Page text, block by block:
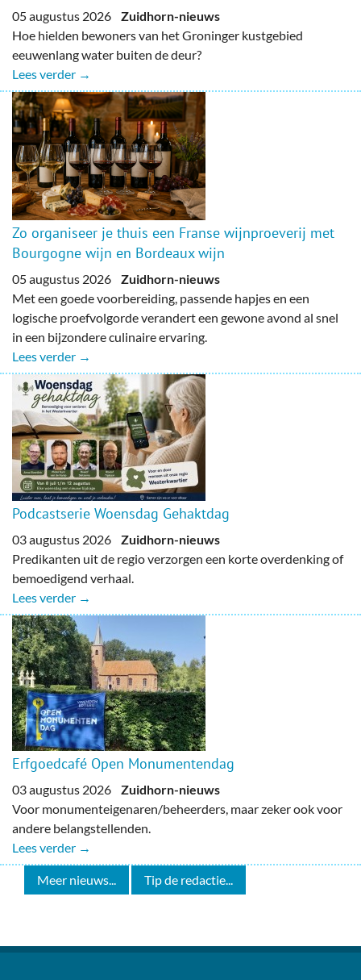
05 augustus 2026 Zuidhorn-nieuws
Hoe hielden bewoners van het Groninger kustgebied
eeuwenlang water buiten de deur?
Lees verder →
Zo organiseer je thuis een Franse wijnproeverij met
Bourgogne wijn en Bordeaux wijn
05 augustus 2026 Zuidhorn-nieuws
Met een goede voorbereiding, passende hapjes en een
logische proefvolgorde verandert een gewone avond al snel
in een bijzondere culinaire ervaring.
Lees verder →
Podcastserie Woensdag Gehaktdag
03 augustus 2026 Zuidhorn-nieuws
Predikanten uit de regio verzorgen een korte overdenking of
bemoedigend verhaal.
Lees verder →
Erfgoedcafé Open Monumentendag
03 augustus 2026 Zuidhorn-nieuws
Voor monumenteigenaren/beheerders, maar zeker ook voor
andere belangstellenden.
Lees verder →
Meer nieuws... Tip de redactie...